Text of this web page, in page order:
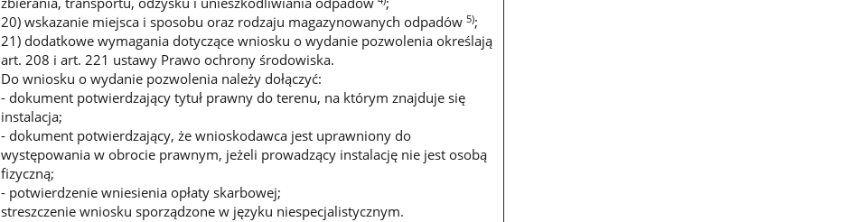
20) wskazanie miejsca i sposobu oraz rodzaju magazynowanych odpadów 5);
21) dodatkowe wymagania dotyczące wniosku o wydanie pozwolenia określają
art. 208 i art. 221 ustawy Prawo ochrony środowiska.
Do wniosku o wydanie pozwolenia należy dołączyć:
- dokument potwierdzający tytuł prawny do terenu, na którym znajduje się
instalacja;
- dokument potwierdzający, że wnioskodawca jest uprawniony do
występowania w obrocie prawnym, jeżeli prowadzący instalację nie jest osobą
fizyczną;
- potwierdzenie wniesienia opłaty skarbowej;
streszczenie wniosku sporządzone w języku niespecjalistycznym.